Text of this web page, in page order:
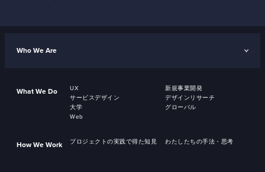
Who We Are
What We Do UX
新規事業開発
サービスデザイン
デザインリサーチ
大学
グローバル
Web
How We Work プロジェクトの実践で得た知見 わたしたちの手法・思考